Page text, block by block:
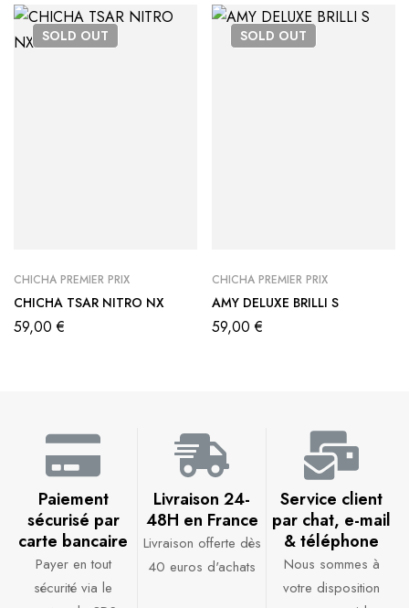
SOLD OUT
CHICHA PREMIER PRIX
CHICHA TSAR NITRO NX
59,00€
SOLD OUT
CHICHA PREMIER PRIX
AMY DELUXE BRILLI S
59,00€
Paiement
sécurisé par
carte bancaire​
Payer en tout
sécurité via le
Livraison 24-
48H en France​
Livraison offerte dès
40 euros d'achats​
Service client
par chat, e-mail
& téléphone​
Nous sommes à
votre disposition